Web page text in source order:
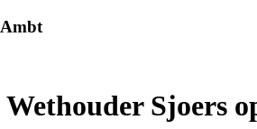
Wethouder Sjoers